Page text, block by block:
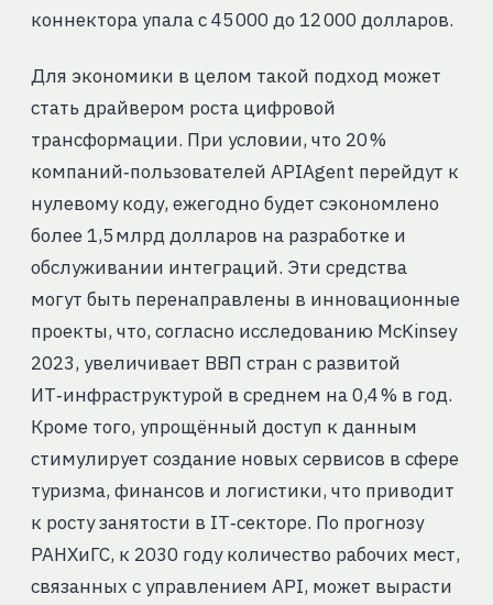
коннектора упала с 45 000 до 12 000 долларов.
Для экономики в целом такой подход может
стать драйвером роста цифровой
трансформации. При условии, что 20 %
компаний‑пользователей APIAgent перейдут к
нулевому коду, ежегодно будет сэкономлено
более 1,5 млрд долларов на разработке и
обслуживании интеграций. Эти средства
могут быть перенаправлены в инновационные
проекты, что, согласно исследованию McKinsey
2023, увеличивает ВВП стран с развитой
ИТ‑инфраструктурой в среднем на 0,4 % в год.
Кроме того, упрощённый доступ к данным
стимулирует создание новых сервисов в сфере
туризма, финансов и логистики, что приводит
к росту занятости в IT‑секторе. По прогнозу
РАНХиГС, к 2030 году количество рабочих мест,
связанных с управлением API, может вырасти